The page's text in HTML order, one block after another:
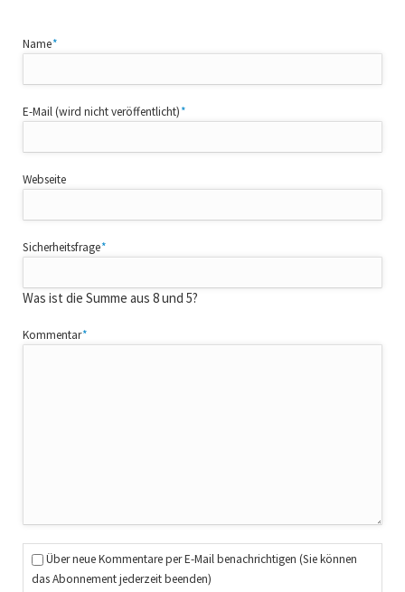
Pflichtfeld
Name*
Pflichtfeld
E-Mail (wird nicht veröffentlicht)*
Webseite
Pflichtfeld
Sicherheitsfrage*
Was ist die Summe aus 8 und 5?
Pflichtfeld
Kommentar*
Über neue Kommentare per E-Mail benachrichtigen (Sie können
das Abonnement jederzeit beenden)